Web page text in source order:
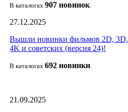
В каталогах 907 новинок.
27.12.2025
Вышли новинки фильмов 2D, 3D,
4K и советских (версия 24)!
В каталогах 692 новинки.
21.09.2025